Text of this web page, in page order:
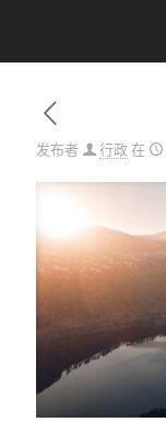
发布者 行政在